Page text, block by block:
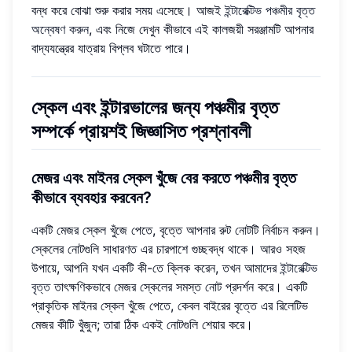
বন্ধ করে বোঝা শুরু করার সময় এসেছে। আজইইন্টারেক্টিভ পঞ্চমীর বৃত্ত
অন্বেষণ করুন, এবং নিজে দেখুন কীভাবে এই কালজয়ী সরঞ্জামটি আপনার
বাদ্যযন্ত্রের যাত্রায় বিপ্লব ঘটাতে পারে।
স্কেল এবং ইন্টারভালের জন্য পঞ্চমীর বৃত্ত
সম্পর্কে প্রায়শই জিজ্ঞাসিত প্রশ্নাবলী
মেজর এবং মাইনর স্কেল খুঁজে বের করতে পঞ্চমীর বৃত্ত
কীভাবে ব্যবহার করবেন?
একটি মেজর স্কেল খুঁজে পেতে, বৃত্তে আপনার রুট নোটটি নির্বাচন করুন।
স্কেলের নোটগুলি সাধারণত এর চারপাশে গুচ্ছবদ্ধ থাকে। আরও সহজ
উপায়ে, আপনি যখন একটি কী-তে ক্লিক করেন, তখন আমাদেরইন্টারেক্টিভ
বৃত্ততাৎক্ষণিকভাবে মেজর স্কেলের সমস্ত নোট প্রদর্শন করে। একটি
প্রাকৃতিক মাইনর স্কেল খুঁজে পেতে, কেবল বাইরের বৃত্তে এর রিলেটিভ
মেজর কীটি খুঁজুন; তারা ঠিক একই নোটগুলি শেয়ার করে।